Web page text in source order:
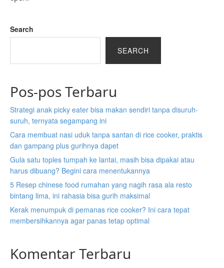
Search
SEARCH
Pos-pos Terbaru
Strategi anak picky eater bisa makan sendiri tanpa disuruh-
suruh, ternyata segampang ini
Cara membuat nasi uduk tanpa santan di rice cooker, praktis
dan gampang plus gurihnya dapet
Gula satu toples tumpah ke lantai, masih bisa dipakai atau
harus dibuang? Begini cara menentukannya
5 Resep chinese food rumahan yang nagih rasa ala resto
bintang lima, ini rahasia bisa gurih maksimal
Kerak menumpuk di pemanas rice cooker? Ini cara tepat
membersihkannya agar panas tetap optimal
Komentar Terbaru